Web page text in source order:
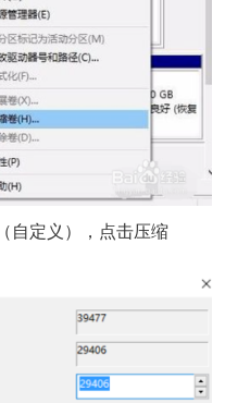
自定义），点击压缩